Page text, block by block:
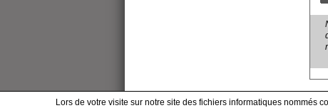
Lors de votre visite sur notre site des fichiers informatiques nommés